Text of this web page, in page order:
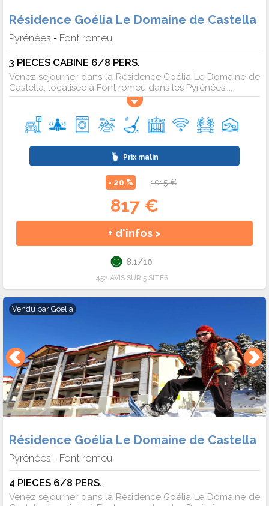
Résidence Goélia Le Domaine de Castella
Pyrénées - Font romeu
3 PIECES CABINE 6/8 PERS.
Venez séjourner dans la Résidence Goélia Le Domaine de
Castella, localisée à Font romeu dans les Pyrénées....
Prix malin
- 20 % 1015 €
817 €
+ d'infos >
8.1/10
452 AVIS SUR 5 SITES
Vendu par Goelia
Résidence Goélia Le Domaine de Castella
Pyrénées - Font romeu
4 PIECES 6/8 PERS.
Venez séjourner dans la Résidence Goélia Le Domaine de